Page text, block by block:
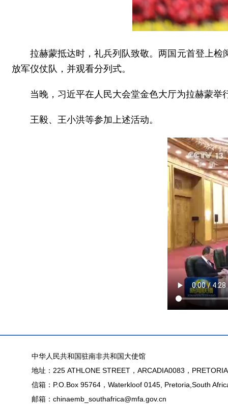
拉赫蒙抵达时，礼兵列队致敬。两国元首登上
放军仪仗队，并观看分列式。
当晚，习近平在人民大会堂金色大厅为拉赫蒙举
王毅、王小洪等参加上述活动。
中华人民共和国驻南非共和国大使馆
地址：225 ATHLONE STREET，ARCADIA0083，
信箱：P.O.Box 95764，Waterkloof 0145, Pretoria,South
邮箱：chinaemb_southafrica@mfa.gov.cn